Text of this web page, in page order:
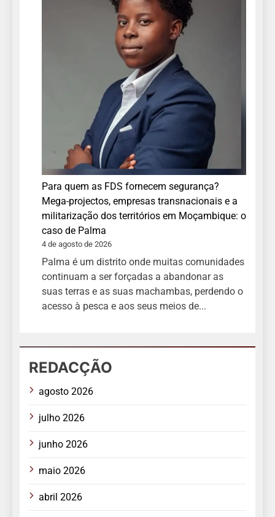
Para quem as FDS fornecem segurança?
Mega-projectos, empresas transnacionais e a
militarização dos territórios em Moçambique: o
caso de Palma
4 de agosto de 2026
Palma é um distrito onde muitas comunidades
continuam a ser forçadas a abandonar as
suas terras e as suas machambas, perdendo o
acesso à pesca e aos seus meios de...
REDACÇÃO
agosto 2026
julho 2026
junho 2026
maio 2026
abril 2026